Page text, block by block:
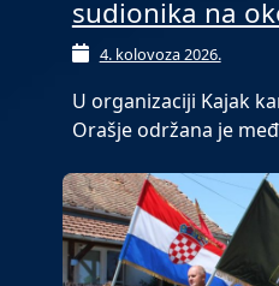
sudionika na
4. kolovoza 2026.
U organizaciji Kajak
Orašje održana je